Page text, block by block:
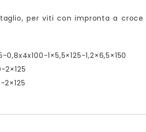
per viti con impronta a croce
0,8x4x100-1×5,5×125-1,2×6,5×150
2×125
2×125